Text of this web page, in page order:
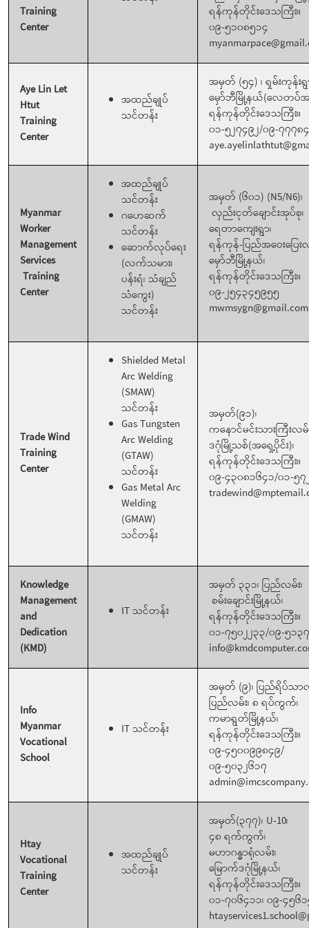
Training
Center
ရန်ကုန်တိုင်းဒေသကြီး။
၀၉-၅၁၀၈၅၁၄
Aye Lin Let
Htut
Training
Center
အထည်ချုပ်
သင်တန်း
အမှတ် (၅၄) ၊ ရှမ်းကုန်းရွ
မှော်ဘီမြို့နယ်(လေတပ်အ
ရန်ကုန်တိုင်းဒေသကြီး။
၀၁-၅၂၇၄၉၂/၀၉-၇၇၇၈
Myanmar
Worker
Management
Services
Training
Center
အထည်ချုပ်
သင်တန်း
ဂဟေဆက်
သင်တန်း
ဆောက်လုပ်ရေး
(လက်သမား၊
ပန်းရံ၊ သံချည်
သံကွေး)
သင်တန်း
အမှတ် (၆၀၁) (N5/N6)၊
လှည်းငုတ်ချောင်းအုပ်စု၊
ရေတာကျေးရွာ၊
ရန်ကုန်-ပြည်အဝေးပြေး
မှော်ဘီမြို့နယ်၊
ရန်ကုန်တိုင်းဒေသကြီး။
၀၉-၂၅၄၃၄၅၉၅၅
mwmsygn@gmail.com
Trade Wind
Training
Center
Shielded Metal
Arc Welding
(SMAW)
သင်တန်း
Gas Tungsten
Arc Welding
(GTAW)
သင်တန်း
Gas Metal Arc
Welding
(GMAW)
သင်တန်း
အမှတ်(၉၁)၊
ကနောင်မင်းသားကြီးလမ်
ဒဂုံမြို့သစ်(အရှေ့ပိုင်း)၊
ရန်ကုန်တိုင်းဒေသကြီး။
၀၉-၄၃၀၈၁၆၄၁/၀၁-၅၇
Knowledge
Management
and
Dedication
(KMD)
IT သင်တန်း
အမှတ် ၃၃၁၊ ပြည်လမ်း၊
စမ်းချောင်းမြို့နယ်၊
ရန်ကုန်တိုင်းဒေသကြီး။
၀၁-၇၅၀၂၂၃၃/၀၉-၅၁၃
Info
Myanmar
Vocational
School
IT သင်တန်း
အမှတ် (၉)၊ ပြည်ရိပ်သာ
ပြည်လမ်း၊ ၈ ရပ်ကွက်၊
ကမာရွတ်မြို့နယ်၊
ရန်ကုန်တိုင်းဒေသကြီး။
၀၉-၄၅၀၀၉၉၈၄၉/
၀၉-၅၀၃၂၆၁၇
Htay
Vocational
Training
Center
အထည်ချုပ်
သင်တန်း
အမှတ်(၃၇၇)၊ U-10၊
၄၈ ရက်ကွက်၊
မဟာဂန္ဓာရုံလမ်း၊
မြောက်ဒဂုံမြို့နယ်၊
ရန်ကုန်တိုင်းဒေသကြီး။
၀၁-၇၀၆၄၁၁၊ ၀၉-၄၅၆